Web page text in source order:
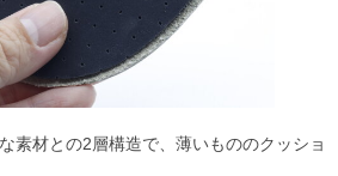
素材との2層構造で、薄いもののクッショ